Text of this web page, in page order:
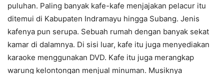
puluhan. Paling banyak kafe-kafe menjajakan pelacur itu
ditemui di Kabupaten Indramayu hingga Subang. Jenis
kafenya pun serupa. Sebuah rumah dengan banyak sekat
kamar di dalamnya. Di sisi luar, kafe itu juga menyediakan
karaoke menggunakan DVD. Kafe itu juga merangkap
warung kelontongan menjual minuman. Musiknya